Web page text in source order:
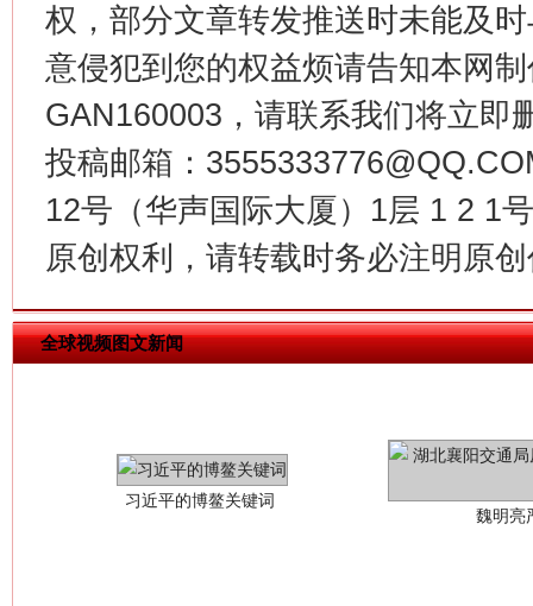
权，部分文章转发推送时未能及
意侵犯到您的权益烦请告知本网
GAN160003，请联系我们将立即
投稿邮箱：
12号（华声国际大厦）1层 1 2 1
原创权利，请转载时务必注明原
全球视频图文新闻
在谋一域中谋全局
今
习近平的博鳌关键词
魏明亮